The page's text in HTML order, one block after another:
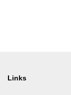
Links